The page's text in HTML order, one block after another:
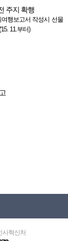
주지 확행
행보고서 작성시 선물
11.부터)
사혁신처